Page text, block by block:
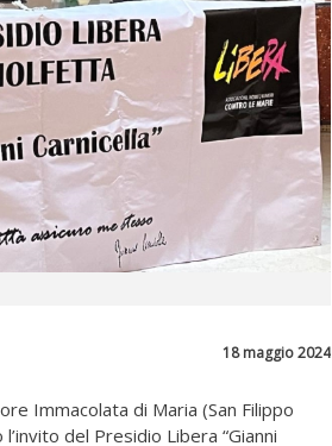
18 maggio 2024
Immacolata di Maria (San Filippo
del Presidio Libera “Gianni